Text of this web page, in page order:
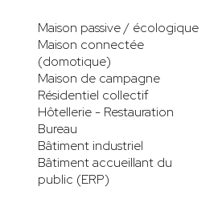
Maison passive / écologique
Maison connectée
(domotique)
Maison de campagne
Résidentiel collectif
Hôtellerie - Restauration
Bureau
Bâtiment industriel
Bâtiment accueillant du
public (ERP)